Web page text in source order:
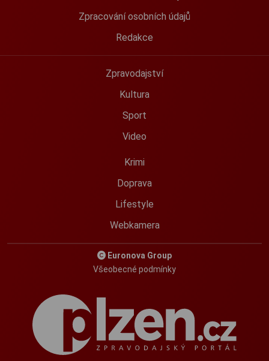
Zpracování osobních údajů
Redakce
Zpravodajství
Kultura
Sport
Video
Krimi
Doprava
Lifestyle
Webkamera
Euronova Group
Všeobecné podmínky